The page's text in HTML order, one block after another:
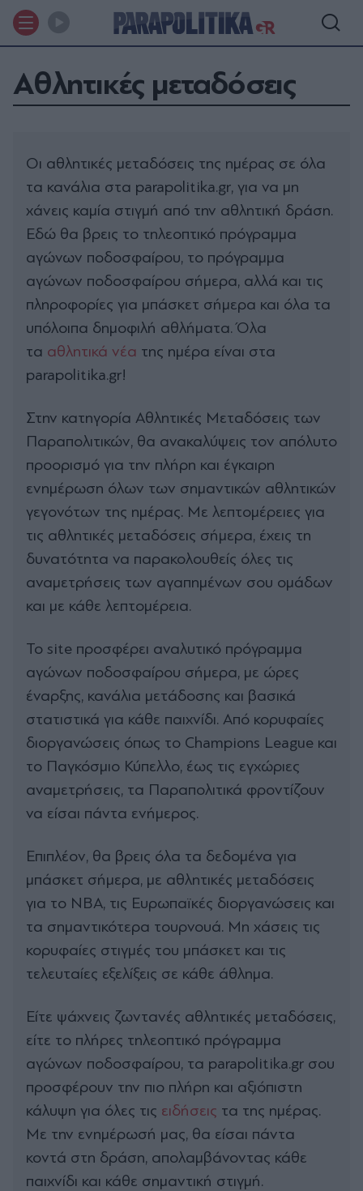
Αθλητικές μεταδόσεις
Οι αθλητικές μεταδόσεις της ημέρας σε όλα
τα κανάλια στα parapolitika.gr, για να μη
χάνεις καμία στιγμή από την αθλητική δράση.
Εδώ θα βρεις το τηλεοπτικό πρόγραμμα
αγώνων ποδοσφαίρου, το πρόγραμμα
αγώνων ποδοσφαίρου σήμερα, αλλά και τις
πληροφορίες για μπάσκετ σήμερα και όλα τα
υπόλοιπα δημοφιλή αθλήματα. Όλα
τα αθλητικά νέα της ημέρα είναι στα
parapolitika.gr!
Στην κατηγορία Αθλητικές Μεταδόσεις των
Παραπολιτικών, θα ανακαλύψεις τον απόλυτο
προορισμό για την πλήρη και έγκαιρη
ενημέρωση όλων των σημαντικών αθλητικών
γεγονότων της ημέρας. Με λεπτομέρειες για
τις αθλητικές μεταδόσεις σήμερα, έχεις τη
δυνατότητα να παρακολουθείς όλες τις
αναμετρήσεις των αγαπημένων σου ομάδων
και με κάθε λεπτομέρεια.
Το site προσφέρει αναλυτικό πρόγραμμα
αγώνων ποδοσφαίρου σήμερα, με ώρες
έναρξης, κανάλια μετάδοσης και βασικά
στατιστικά για κάθε παιχνίδι. Από κορυφαίες
διοργανώσεις όπως το Champions League και
το Παγκόσμιο Κύπελλο, έως τις εγχώριες
αναμετρήσεις, τα Παραπολιτικά φροντίζουν
να είσαι πάντα ενήμερος.
Επιπλέον, θα βρεις όλα τα δεδομένα για
μπάσκετ σήμερα, με αθλητικές μεταδόσεις
για το NBA, τις Ευρωπαϊκές διοργανώσεις και
τα σημαντικότερα τουρνουά. Μη χάσεις τις
κορυφαίες στιγμές του μπάσκετ και τις
τελευταίες εξελίξεις σε κάθε άθλημα.
Είτε ψάχνεις ζωντανές αθλητικές μεταδόσεις,
είτε το πλήρες τηλεοπτικό πρόγραμμα
αγώνων ποδοσφαίρου, τα parapolitika.gr σου
προσφέρουν την πιο πλήρη και αξιόπιστη
κάλυψη για όλες τις ειδήσεις τα της ημέρας.
Με την ενημέρωσή μας, θα είσαι πάντα
κοντά στη δράση, απολαμβάνοντας κάθε
παιχνίδι και κάθε σημαντική στιγμή.